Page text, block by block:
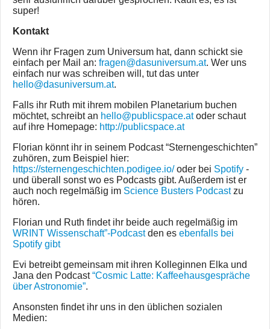
super!
Kontakt
Wenn ihr Fragen zum Universum hat, dann schickt sie
einfach per Mail an: fragen@dasuniversum.at. Wer uns
einfach nur was schreiben will, tut das unter
hello@dasuniversum.at.
Falls ihr Ruth mit ihrem mobilen Planetarium buchen
möchtet, schreibt an hello@publicspace.atoder schaut
auf ihre Homepage: http://publicspace.at
Florian könnt ihr in seinem Podcast “Sternengeschichten”
zuhören, zum Beispiel hier:
https://sternengeschichten.podigee.io/oder bei Spotify -
und überall sonst wo es Podcasts gibt. Außerdem ist er
auch noch regelmäßig im Science Busters Podcastzu
hören.
Florian und Ruth findet ihr beide auch regelmäßig im
WRINT Wissenschaft”-Podcastden es ebenfalls bei
Spotify gibt
Evi betreibt gemeinsam mit ihren Kolleginnen Elka und
Jana den Podcast“Cosmic Latte: Kaffeehausgespräche
über Astronomie”.
Ansonsten findet ihr uns in den üblichen sozialen
Medien: